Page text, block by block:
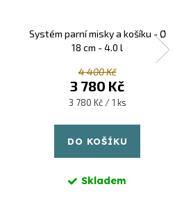
Systém parní misky a košíku - Ø
18 cm - 4.0 l
4 400 Kč
3 780 Kč
Měrná
3 780 Kč / 1 ks
DO KOŠÍKU
Skladem